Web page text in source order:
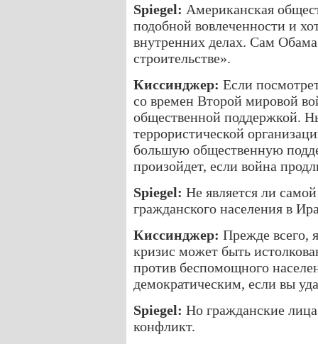
Spiegel: Американская
подобной вовлеченности и
внутренних делах. Сам
строительстве».
Киссинджер: Если
со времен Второй мировой
общественной поддержкой.
террористической
большую общественную
произойдет, если война
Spiegel: Не является ли
гражданского населения в
Киссинджер: Прежде всего,
кризис может быть
против беспомощного
демократическим, если вы
Spiegel: Но гражданские
конфликт.